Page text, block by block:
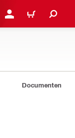
AANMELDEN OF
WINKELWAGEN
Documenten